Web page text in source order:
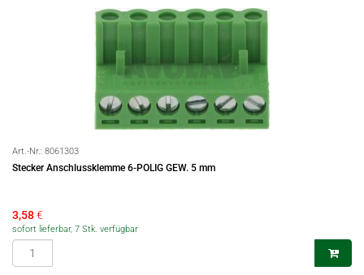
Art.-Nr.: 8061303
Stecker Anschlussklemme 6-POLIG GEW. 5 mm
3,58€
sofort lieferbar, 7 Stk. verfügbar